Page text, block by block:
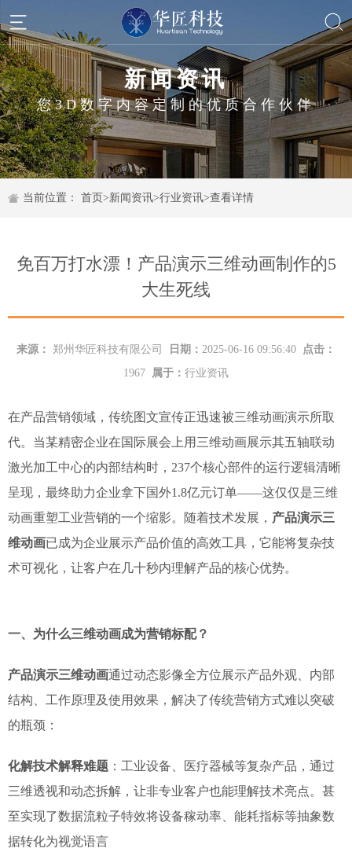
新闻资讯
您3D数字内容定制的优质合作伙伴
当前位置： 首页>新闻资讯>行业资讯>查看详情
免百万打水漂！产品演示三维动画制作的5
大生死线
来源： 郑州华匠科技有限公司 日期： 2025-06-16 09:56:40
点击：
1967
属于： 行业资讯
在产品营销领域，传统图文宣传正迅速被三维动画演示所取
代。当某精密企业在国际展会上用三维动画展示其五轴联动
激光加工中心的内部结构时，237个核心部件的运行逻辑清晰
呈现，最终助力企业拿下国外1.8亿元订单——这仅仅是三维
动画重塑工业营销的一个缩影。随着技术发展， 产品演示三
维动画已成为企业展示产品价值的高效工具，它能将复杂技
术可视化，让客户在几十秒内理解产品的核心优势。
一、为什么三维动画成为营销标配？
产品演示三维动画通过动态影像全方位展示产品外观、内部
结构、工作原理及使用效果，解决了传统营销方式难以突破
的瓶颈：
化解技术解释难题 ：工业设备、医疗器械等复杂产品，通过
三维透视和动态拆解，让非专业客户也能理解技术亮点。甚
至实现了数据流粒子特效将设备稼动率、能耗指标等抽象数
据转化为视觉语言